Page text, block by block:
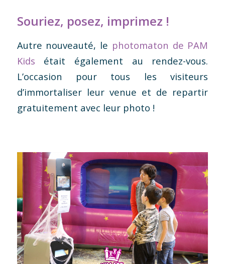
Souriez, posez, imprimez !
Autre nouveauté, le photomaton de PAM
Kids était également au rendez-vous.
L’occasion pour tous les visiteurs
d’immortaliser leur venue et de repartir
gratuitement avec leur photo !